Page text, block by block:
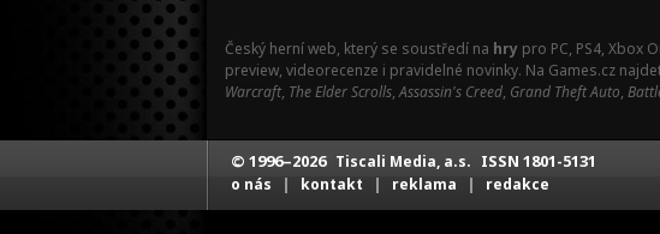
Český herní web, který se soustředí na hry pro PC, PS4, Xbox
preview, videorecenze i pravidelné novinky. Na Games.cz
Warcraft, The Elder Scrolls,Assassin's Creed, Grand Theft Auto,
© 1996–2026 Tiscali Media, a.s. ISSN 1801-5131
o nás | kontakt | reklama | redakce